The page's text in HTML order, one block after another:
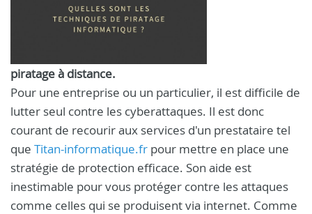
piratage à distance.
Pour une entreprise ou un particulier, il est difficile de
lutter seul contre les cyberattaques. Il est donc
courant de recourir aux services d'un prestataire tel
que Titan-informatique.fr pour mettre en place une
stratégie de protection efficace. Son aide est
inestimable pour vous protéger contre les attaques
comme celles qui se produisent via internet. Comme